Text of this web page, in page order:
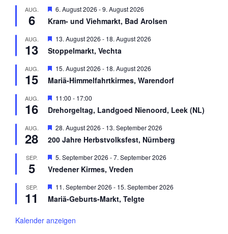
e
h
o
e
o
r
e
h
o
e
AUG.
6
H
r
o
r
e
h
o
e
6. August 2026 -9. August 2026
Kram- und Viehmarkt, Bad Arolsen
AUG.
13
H
r
o
r
e
h
o
e
n
13. August 2026 - 18. August 2026
Stoppelmarkt, Vechta
AUG.
15
H
r
o
r
e
h
o
e
15. August 2026 - 18. August 2026
Mariä-Himmelfahrtkirmes, Warendorf
AUG.
16
H
r
o
r
e
h
o
e
11:00 - 17:00
Drehorgeltag, Landgoed Nienoord, Leek (NL)
AUG.
28
H
r
o
r
e
h
o
n
28. August 2026 - 13. September 2026
200 Jahre Herbstvolksfest, Nürnberg
SEP.
5
H
r
o
r
h
5. September 2026 -7. September 2026
Vredener Kirmes, Vreden
SEP.
11
H
r
o
11. September 2026 - 15. September 2026
Mariä-Geburts-Markt, Telgte
Kalender anzeigen